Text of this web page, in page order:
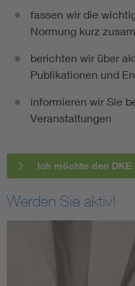
fassen wir die
Normung kurz
berichten wir über
Publikationen und
informieren wir Sie
Veranstaltungen
Ich möchte den
Werden Sie aktiv!